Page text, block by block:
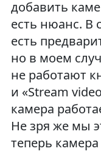
добавить
есть нюанс. В
есть
но в моем
не работают
и «Stream
камера
Не зря же мы
теперь